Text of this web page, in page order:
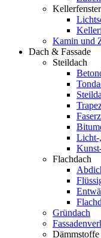
Kamin und
Dach & Fassade
Steildach
Licht-
Flachdach
Gründach
Dämmstoffe